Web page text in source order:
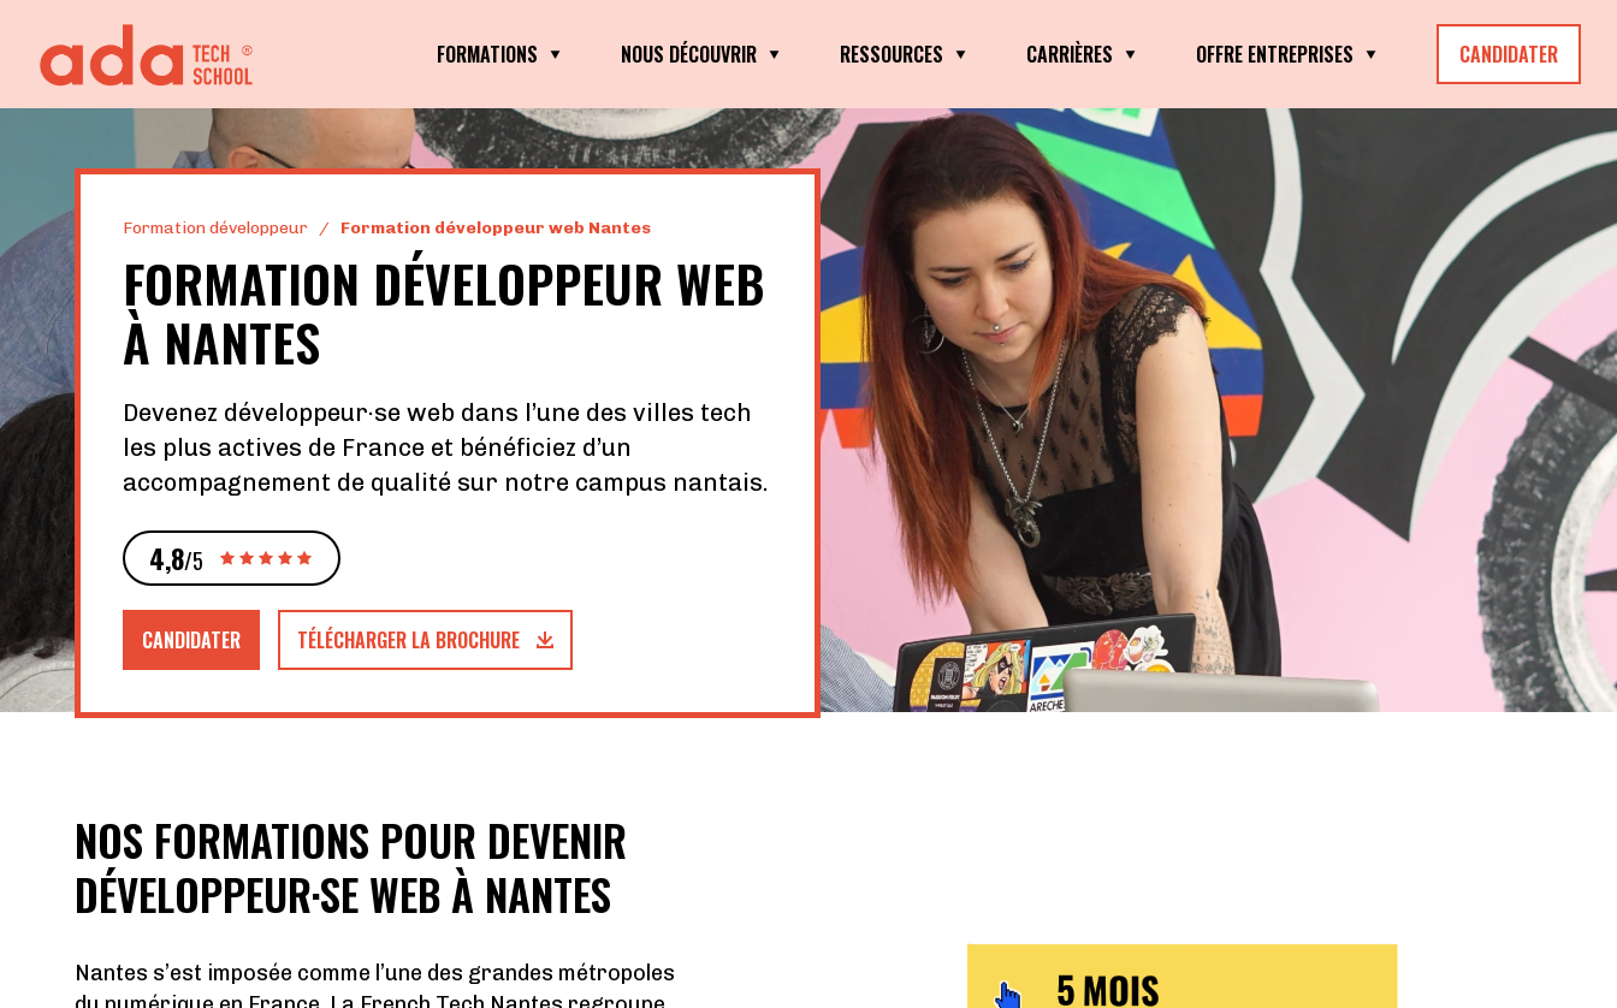
FORMATIONS NOUS DÉCOUVRIR RESSOURCES CARRIÈRES OFFRE ENTREPRISES CANDIDATER
Formation développeur / Formation développeur web Nantes
FORMATION DÉVELOPPEUR WEB
À NANTES
Devenez développeur·se web dans l’une des villes tech
les plus actives de France et bénéficiez d’un
accompagnement de qualité sur notre campus nantais.
4,8/5
CANDIDATER TÉLÉCHARGER LA BROCHURE
NOS FORMATIONS POUR DEVENIR
DÉVELOPPEUR·SE WEB À NANTES
Nantes s’est imposée comme l’une des grandes métropoles